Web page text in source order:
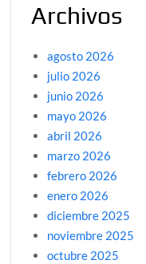
Archivos
agosto 2026
julio 2026
junio 2026
mayo 2026
abril 2026
marzo 2026
febrero 2026
enero 2026
diciembre 2025
noviembre 2025
octubre 2025